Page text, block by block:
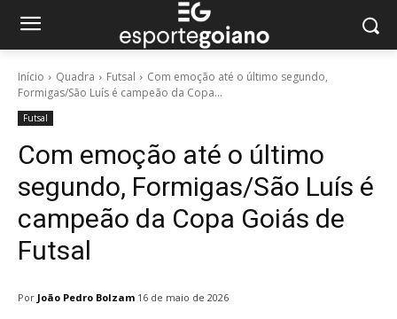
Início Quadra Futsal
Com emoção até o último segundo,
Formigas/São Luís é campeão da Copa...
Futsal
Com emoção até o último
segundo, Formigas/São Luís é
campeão da Copa Goiás de
Futsal
Por João Pedro Bolzam 16 de maio de 2026